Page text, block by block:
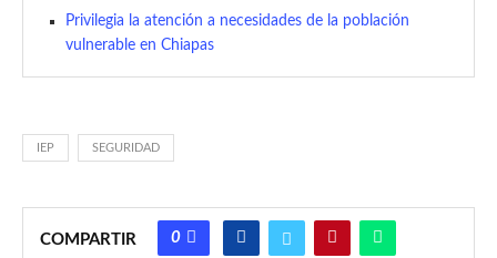
Privilegia la atención a necesidades de la población
vulnerable en Chiapas
IEP SEGURIDAD
COMPARTIR 0